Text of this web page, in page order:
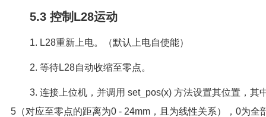
5.3 控制L28运动
1. L28重新上电。（默认上电自使能）
2. 等待L28自动收缩至零点。
3. 连接上位机，并调用 set_pos(x) 方法设置其位置，其
5（对应至零点的距离为0 - 24mm，且为线性关系），0为全